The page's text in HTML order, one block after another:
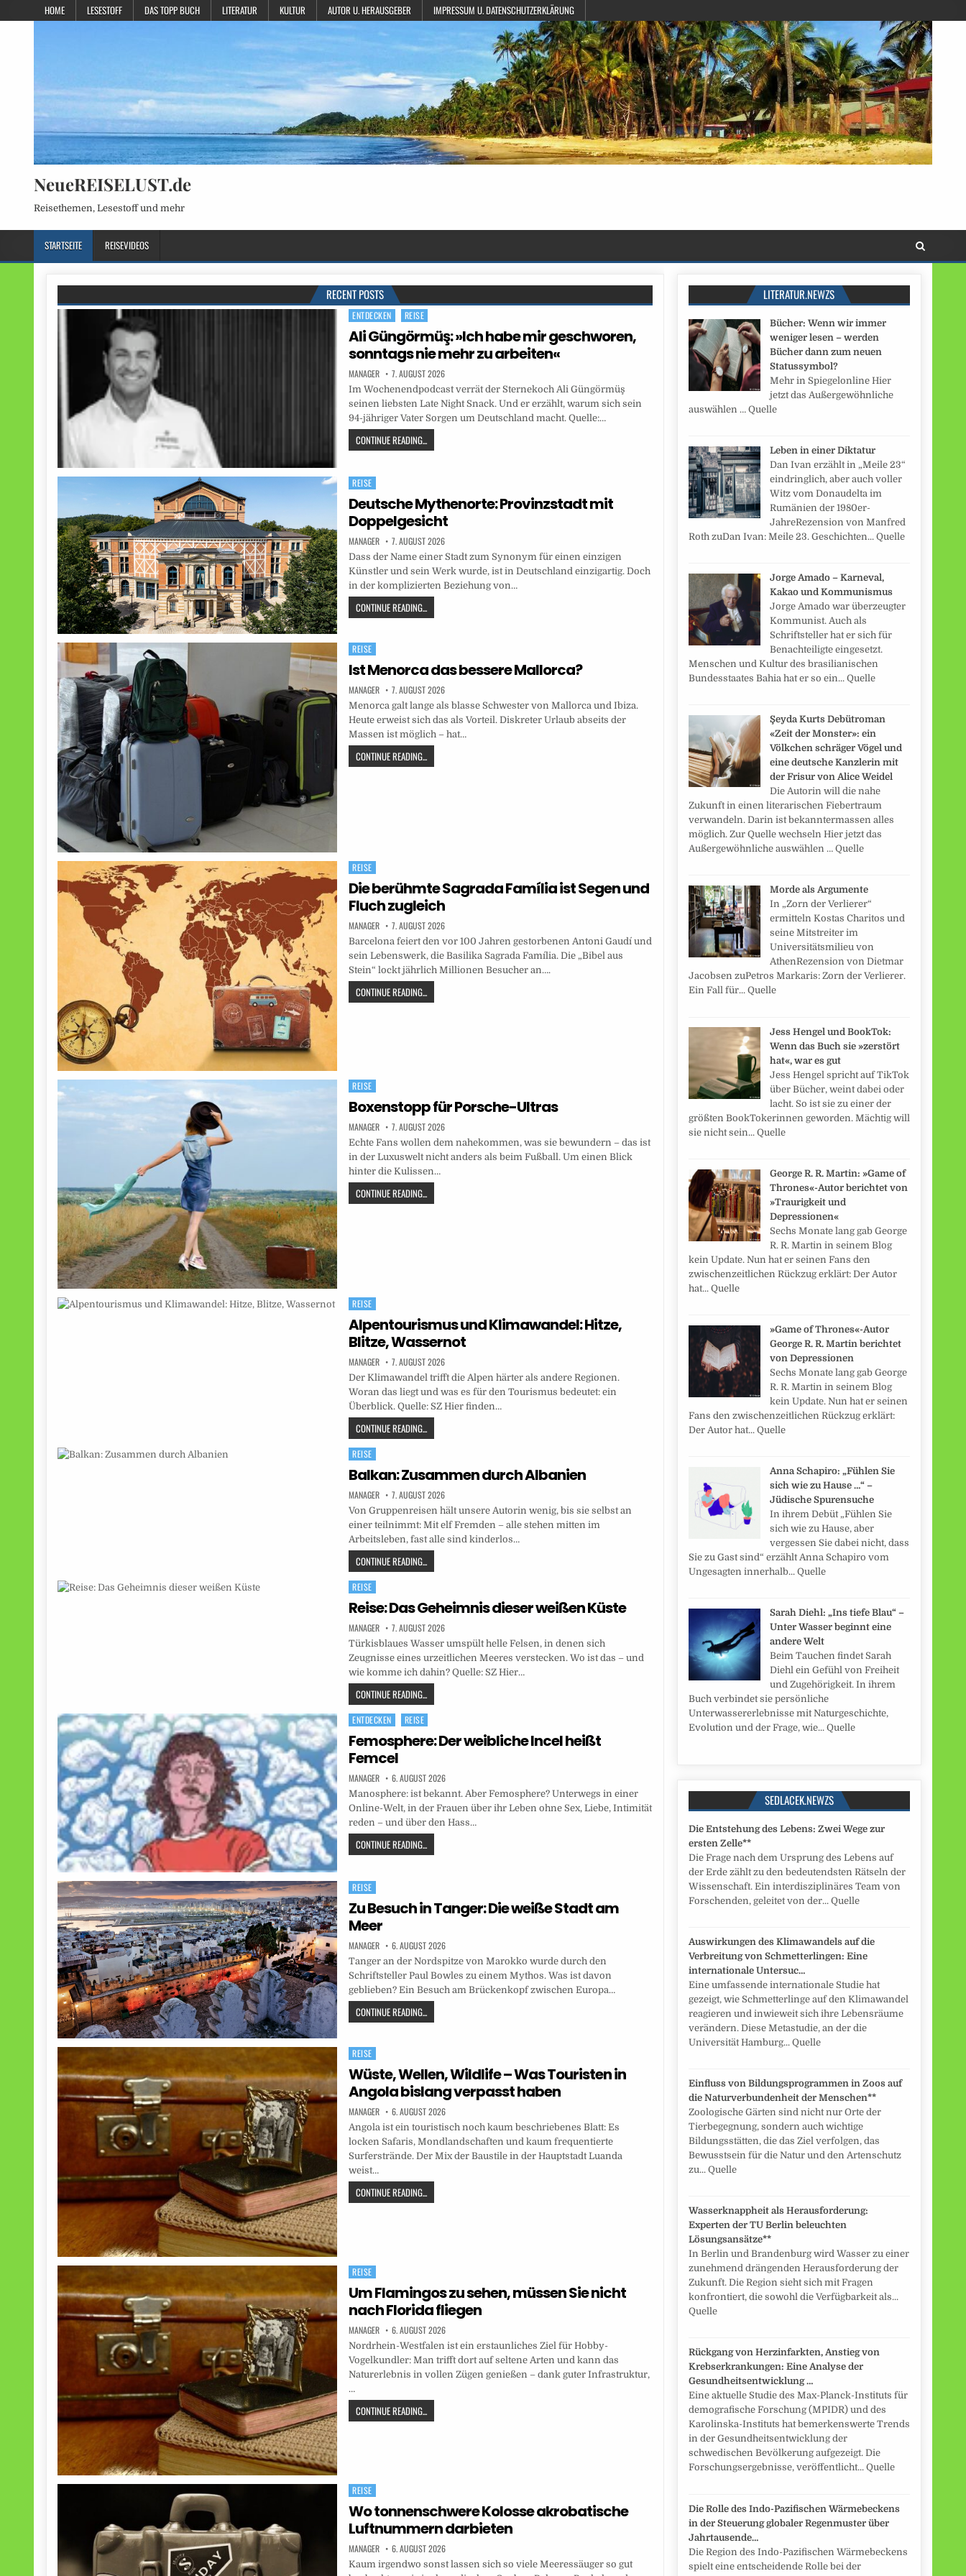
HOME LESESTOFF DAS TOPP BUCH LITERATUR KULTUR AUTOR U. HERAUSGEBER IMPRESSUM U. DATENSCHUTZERKLÄRUNG
NeueREISELUST.de
Reisethemen, Lesestoff und mehr
STARTSEITE REISEVIDEOS
RECENT POSTS
Posted
in
ENTDECKEN REISE
Ali Güngörmüş: »Ich habe mir geschworen,
sonntags nie mehr zu arbeiten«
MANAGER 7. AUGUST 2026
Im Wochenendpodcast verrät der Sternekoch Ali Güngörmüş
seinen liebsten Late Night Snack. Und er erzählt, warum sich sein
94-jähriger Vater Sorgen um Deutschland macht. Quelle:…
CONTINUE READING...
Posted
in
REISE
Deutsche Mythenorte: Provinzstadt mit
Doppelgesicht
MANAGER 7. AUGUST 2026
Dass der Name einer Stadt zum Synonym für einen einzigen
Künstler und sein Werk wurde, ist in Deutschland einzigartig. Doch
in der komplizierten Beziehung von…
CONTINUE READING...
Posted
in
REISE
Ist Menorca das bessere Mallorca?
MANAGER 7. AUGUST 2026
Menorca galt lange als blasse Schwester von Mallorca und Ibiza.
Heute erweist sich das als Vorteil. Diskreter Urlaub abseits der
Massen ist möglich – hat…
CONTINUE READING...
Posted
in
REISE
Die berühmte Sagrada Família ist Segen und
Fluch zugleich
MANAGER 7. AUGUST 2026
Barcelona feiert den vor 100 Jahren gestorbenen Antoni Gaudí und
sein Lebenswerk, die Basilika Sagrada Família. Die „Bibel aus
Stein“ lockt jährlich Millionen Besucher an….
CONTINUE READING...
Posted
in
REISE
Boxenstopp für Porsche-Ultras
MANAGER 7. AUGUST 2026
Echte Fans wollen dem nahekommen, was sie bewundern – das ist
in der Luxuswelt nicht anders als beim Fußball. Um einen Blick
hinter die Kulissen…
CONTINUE READING...
Posted
in
REISE
Alpentourismus und Klimawandel: Hitze,
Blitze, Wassernot
MANAGER 7. AUGUST 2026
Der Klimawandel trifft die Alpen härter als andere Regionen.
Woran das liegt und was es für den Tourismus bedeutet: ein
Überblick. Quelle: SZ Hier finden…
CONTINUE READING...
Posted
in
REISE
Balkan: Zusammen durch Albanien
MANAGER 7. AUGUST 2026
Von Gruppenreisen hält unsere Autorin wenig, bis sie selbst an
einer teilnimmt: Mit elf Fremden – alle stehen mitten im
Arbeitsleben, fast alle sind kinderlos…
CONTINUE READING...
Posted
in
REISE
Reise: Das Geheimnis dieser weißen Küste
MANAGER 7. AUGUST 2026
Türkisblaues Wasser umspült helle Felsen, in denen sich
Zeugnisse eines urzeitlichen Meeres verstecken. Wo ist das – und
wie komme ich dahin? Quelle: SZ Hier…
CONTINUE READING...
Posted
in
ENTDECKEN REISE
Femosphere: Der weibliche Incel heißt
Femcel
MANAGER 6. AUGUST 2026
Manosphere: ist bekannt. Aber Femosphere? Unterwegs in einer
Online-Welt, in der Frauen über ihr Leben ohne Sex, Liebe, Intimität
reden – und über den Hass…
CONTINUE READING...
Posted
in
REISE
Zu Besuch in Tanger: Die weiße Stadt am
Meer
MANAGER 6. AUGUST 2026
Tanger an der Nordspitze von Marokko wurde durch den
Schriftsteller Paul Bowles zu einem Mythos. Was ist davon
geblieben? Ein Besuch am Brückenkopf zwischen Europa…
CONTINUE READING...
Posted
in
REISE
Wüste, Wellen, Wildlife – Was Touristen in
Angola bislang verpasst haben
MANAGER 6. AUGUST 2026
Angola ist ein touristisch noch kaum beschriebenes Blatt: Es
locken Safaris, Mondlandschaften und kaum frequentierte
Surferstrände. Der Mix der Baustile in der Hauptstadt Luanda
weist…
CONTINUE READING...
Posted
in
REISE
Um Flamingos zu sehen, müssen Sie nicht
nach Florida fliegen
MANAGER 6. AUGUST 2026
Nordrhein-Westfalen ist ein erstaunliches Ziel für Hobby-
Vogelkundler: Man trifft dort auf seltene Arten und kann das
Naturerlebnis in vollen Zügen genießen – dank guter Infrastruktur,
…
CONTINUE READING...
Posted
in
REISE
Wo tonnenschwere Kolosse akrobatische
Luftnummern darbieten
MANAGER 6. AUGUST 2026
Kaum irgendwo sonst lassen sich so viele Meeressäuger so gut
LITERATUR.NEWZS
Bücher: Wenn wir immer
weniger lesen – werden
Bücher dann zum neuen
Statussymbol?
Mehr in Spiegelonline Hier
jetzt das Außergewöhnliche
auswählen … Quelle
Leben in einer Diktatur
Dan Ivan erzählt in „Meile 23“
eindringlich, aber auch voller
Witz vom Donaudelta im
Rumänien der 1980er-
JahreRezension von Manfred
Roth zuDan Ivan: Meile 23. Geschichten... Quelle
Jorge Amado – Karneval,
Kakao und Kommunismus
Jorge Amado war überzeugter
Kommunist. Auch als
Schriftsteller hat er sich für
Benachteiligte eingesetzt.
Menschen und Kultur des brasilianischen
Bundesstaates Bahia hat er so ein... Quelle
Şeyda Kurts Debütroman
«Zeit der Monster»: ein
Völkchen schräger Vögel und
eine deutsche Kanzlerin mit
der Frisur von Alice Weidel
Die Autorin will die nahe
Zukunft in einen literarischen Fiebertraum
verwandeln. Darin ist bekanntermassen alles
möglich. Zur Quelle wechseln Hier jetzt das
Außergewöhnliche auswählen … Quelle
Morde als Argumente
In „Zorn der Verlierer“
ermitteln Kostas Charitos und
seine Mitstreiter im
Universitätsmilieu von
AthenRezension von Dietmar
Jacobsen zuPetros Markaris: Zorn der Verlierer.
Ein Fall für... Quelle
Jess Hengel und BookTok:
Wenn das Buch sie »zerstört
hat«, war es gut
Jess Hengel spricht auf TikTok
über Bücher, weint dabei oder
lacht. So ist sie zu einer der
größten BookTokerinnen geworden. Mächtig will
sie nicht sein... Quelle
George R. R. Martin: »Game of
Thrones«-Autor berichtet von
»Traurigkeit und
Depressionen«
Sechs Monate lang gab George
R. R. Martin in seinem Blog
kein Update. Nun hat er seinen Fans den
zwischenzeitlichen Rückzug erklärt: Der Autor
hat... Quelle
»Game of Thrones«-Autor
George R. R. Martin berichtet
von Depressionen
Sechs Monate lang gab George
R. R. Martin in seinem Blog
kein Update. Nun hat er seinen
Fans den zwischenzeitlichen Rückzug erklärt:
Der Autor hat... Quelle
Anna Schapiro: „Fühlen Sie
sich wie zu Hause …“ –
Jüdische Spurensuche
In ihrem Debüt „Fühlen Sie
sich wie zu Hause, aber
vergessen Sie dabei nicht, dass
Sie zu Gast sind“ erzählt Anna Schapiro vom
Ungesagten innerhalb... Quelle
Sarah Diehl: „Ins tiefe Blau“ –
Unter Wasser beginnt eine
andere Welt
Beim Tauchen findet Sarah
Diehl ein Gefühl von Freiheit
und Zugehörigkeit. In ihrem
Buch verbindet sie persönliche
Unterwassererlebnisse mit Naturgeschichte,
Evolution und der Frage, wie... Quelle
SEDLACEK.NEWZS
Die Entstehung des Lebens: Zwei Wege zur
ersten Zelle**
Die Frage nach dem Ursprung des Lebens auf
der Erde zählt zu den bedeutendsten Rätseln der
Wissenschaft. Ein interdisziplinäres Team von
Forschenden, geleitet von der... Quelle
Auswirkungen des Klimawandels auf die
Verbreitung von Schmetterlingen: Eine
internationale Untersuc…
Eine umfassende internationale Studie hat
gezeigt, wie Schmetterlinge auf den Klimawandel
reagieren und inwieweit sich ihre Lebensräume
verändern. Diese Metastudie, an der die
Universität Hamburg... Quelle
Einfluss von Bildungsprogrammen in Zoos auf
die Naturverbundenheit der Menschen**
Zoologische Gärten sind nicht nur Orte der
Tierbegegnung, sondern auch wichtige
Bildungsstätten, die das Ziel verfolgen, das
Bewusstsein für die Natur und den Artenschutz
zu... Quelle
Wasserknappheit als Herausforderung:
Experten der TU Berlin beleuchten
Lösungsansätze**
In Berlin und Brandenburg wird Wasser zu einer
zunehmend drängenden Herausforderung der
Zukunft. Die Region sieht sich mit Fragen
konfrontiert, die sowohl die Verfügbarkeit als...
Quelle
Rückgang von Herzinfarkten, Anstieg von
Krebserkrankungen: Eine Analyse der
Gesundheitsentwicklung …
Eine aktuelle Studie des Max-Planck-Instituts für
demografische Forschung (MPIDR) und des
Karolinska-Instituts hat bemerkenswerte Trends
in der Gesundheitsentwicklung der
schwedischen Bevölkerung aufgezeigt. Die
Forschungsergebnisse, veröffentlicht... Quelle
Die Rolle des Indo-Pazifischen Wärmebeckens
in der Steuerung globaler Regenmuster über
Jahrtausende…
Die Region des Indo-Pazifischen Wärmebeckens
spielt eine entscheidende Rolle bei der